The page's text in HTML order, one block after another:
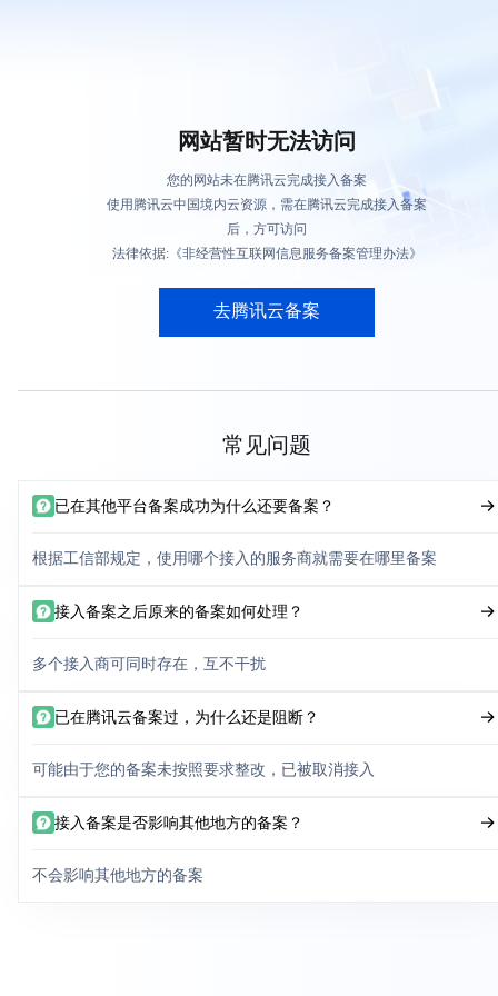
网站暂时无法访问
您的网站未在腾讯云完成接入备案
使用腾讯云中国境内云资源，需在腾讯云完成接入备案
后，方可访问
法律依据:《非经营性互联网信息服务备案管理办法》
去腾讯云备案
常见问题
已在其他平台备案成功为什么还要备案？
根据工信部规定，使用哪个接入的服务商就需要在哪里备案
接入备案之后原来的备案如何处理？
多个接入商可同时存在，互不干扰
已在腾讯云备案过，为什么还是阻断？
可能由于您的备案未按照要求整改，已被取消接入
接入备案是否影响其他地方的备案？
不会影响其他地方的备案